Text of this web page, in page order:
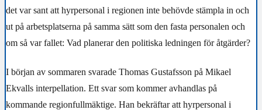
det var sant att hyrpersonal i regionen inte behövde stämpla in och
ut på arbetsplatserna på samma sätt som den fasta personalen och
om så var fallet: Vad planerar den politiska ledningen för åtgärder?
I början av sommaren svarade Thomas Gustafsson på Mikael
Ekvalls interpellation. Ett svar som kommer avhandlas på
kommande regionfullmäktige. Han bekräftar att hyrpersonal i